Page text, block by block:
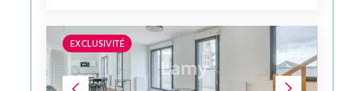
EXCLUSIVITÉ